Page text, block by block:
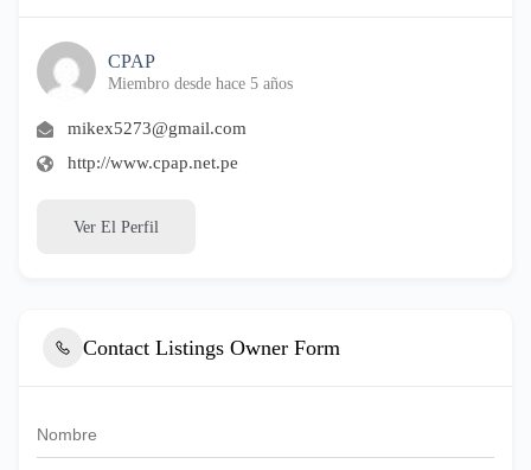
CPAP
Miembro desde hace 5 años
mikex5273@gmail.com
http://www.cpap.net.pe
Ver El Perfil
Contact Listings Owner Form